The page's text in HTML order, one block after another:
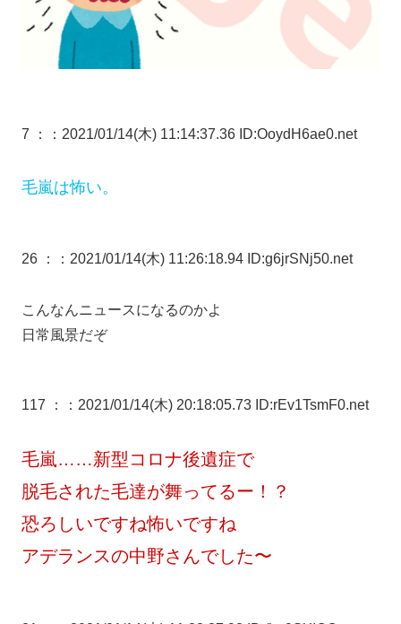
7 ： ：2021/01/14(木) 11:14:37.36 ID:OoydH6ae0.net
毛嵐は怖い。
26 ： ：2021/01/14(木) 11:26:18.94 ID:g6jrSNj50.net
こんなんニュースになるのかよ
日常風景だぞ
117 ： ：2021/01/14(木) 20:18:05.73 ID:rEv1TsmF0.net
毛嵐……新型コロナ後遺症で
脱毛された毛達が舞ってるー！？
恐ろしいですね怖いですね
アデランスの中野さんでした〜